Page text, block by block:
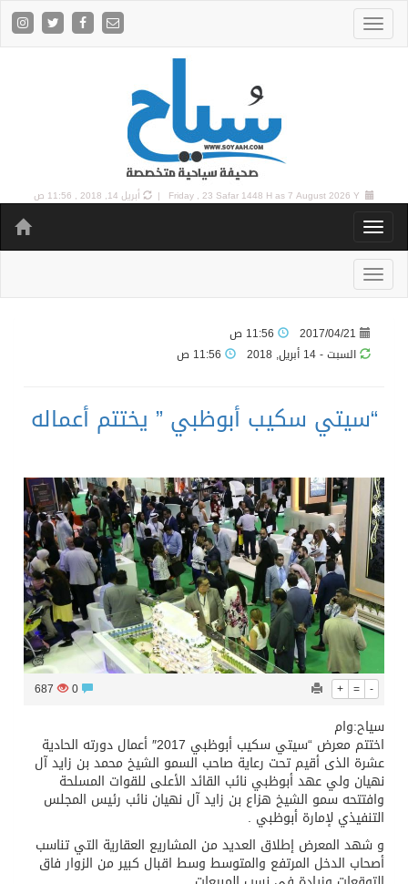
Friday , 23 Safar 1448 H as7 August 2026 Y | أبريل 14, 2018 , 11:56 ص
2017/04/21
السبت - 14 أبريل, 2018
“سيتي سكيب أبوظبي ” يختتم أعماله
+ = -
687
سياح:وام
اختتم معرض “سيتي سكيب أبوظبي 2017″ أعمال دورته الحادية
عشرة الذى أقيم تحت رعاية صاحب السمو الشيخ محمد بن زايد آل
نهيان ولي عهد أبوظبي نائب القائد الأعلى للقوات المسلحة
وافتتحه سمو الشيخ هزاع بن زايد آل نهيان نائب رئيس المجلس
التنفيذي لإمارة أبوظبي .
و شهد المعرض إطلاق العديد من المشاريع العقارية التي تناسب
أصحاب الدخل المرتفع والمتوسط وسط اقبال كبير من الزوار فاق